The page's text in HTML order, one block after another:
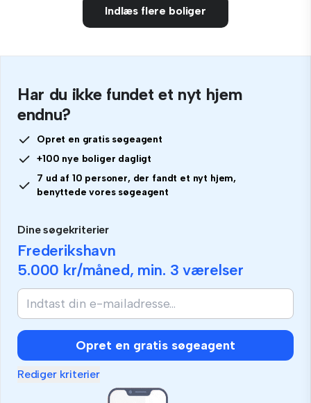
Indlæs flere boliger
Har du ikke fundet et nyt hjem
endnu?
Opret en gratis søgeagent
+100 nye boliger dagligt
7 ud af 10 personer, der fandt et nyt hjem,
benyttede vores søgeagent
Dine søgekriterier
Frederikshavn
5.000 kr/måned, min. 3 værelser
Opret en gratis søgeagent
Rediger kriterier